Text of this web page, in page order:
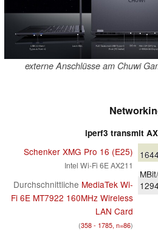
externe Anschlüsse am Chuwi
iperf3 transmit
Schenker XMG Pro 16 (E25)
Intel Wi-Fi 6E AX211
1644
Durchschnittliche MediaTek Wi-
Fi 6E MT7922 160MHz Wireless
LAN Card
(358 - 1785, n=86)
1294